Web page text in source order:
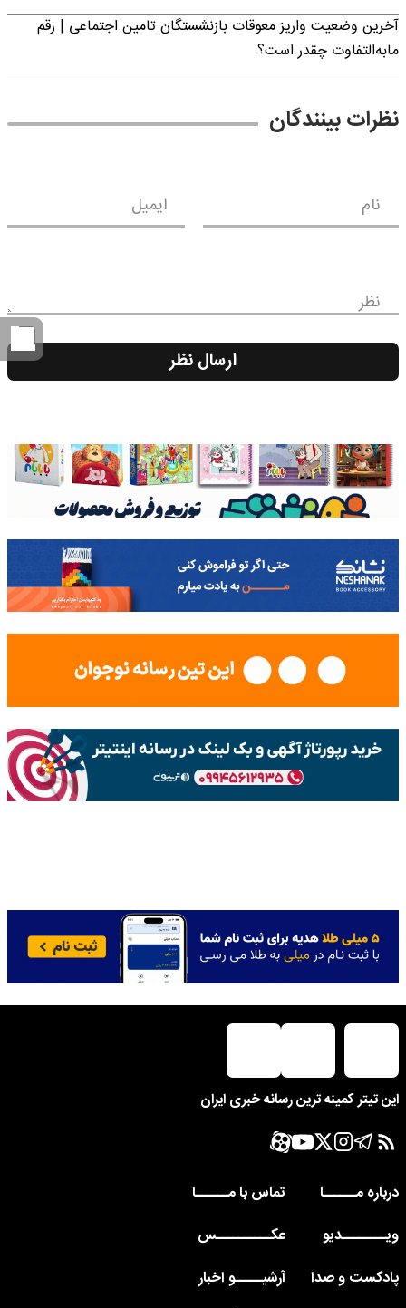
آخرین وضعیت واریز معوقات بازنشستگان تامین اجتماعی | رقم
مابه‌التفاوت چقدر است؟
نظرات بینندگان
نام ایمیل
نظر
ارسال نظر
این تیتر کمینه ترین رسانه خبری ایران
درباره مــــــا
تماس با مــــــا
ویــــــــدیو
عکــــــــــس
پادکست و صدا
آرشیـــــو اخبار